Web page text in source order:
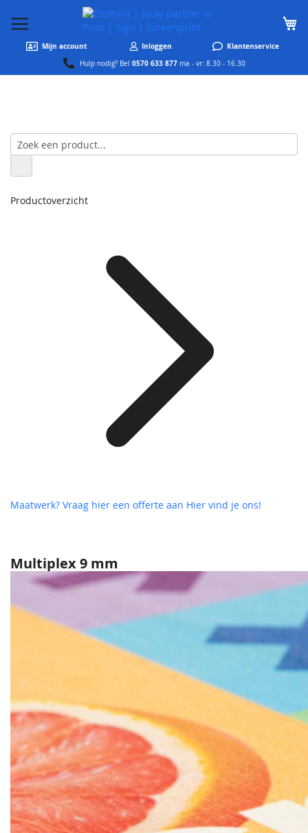
Mijn account Inloggen Klantenservice
Hulp nodig? Bel 0570 633 877 ma - vr: 8.30 - 16.30
Multiplex 9 mm
Productoverzicht
Maatwerk? Vraag hier een offerte aan Hier vind je ons!